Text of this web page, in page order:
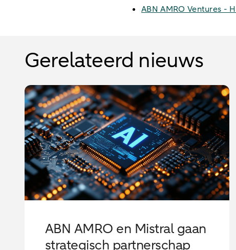
ABN AMRO Ventures -
Gerelateerd nieuws
ABN AMRO en Mistral gaan
strategisch partnerschap